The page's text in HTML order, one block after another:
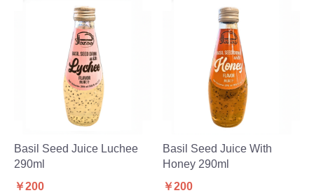
Basil Seed Juice Luchee
290ml
￥200
Basil Seed Juice With
Honey 290ml
￥200